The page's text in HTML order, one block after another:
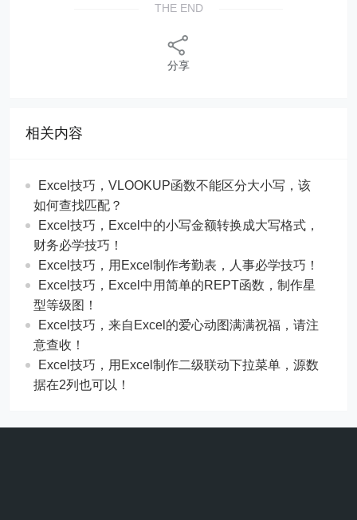
THE END
分享
相关内容
Excel技巧，​​VLOOKUP函数不能区分大小写，该
如何查找匹配？
​​Excel技巧，Excel中的小写金额转换成大写格式，
财务必学技巧！
​​Excel技巧，用Excel制作考勤表，人事必学技巧！
Excel技巧，​​Excel中用简单的REPT函数，制作星
型等级图！
Excel技巧，来自Excel的爱心动图满满祝福，请注
意查收！
Excel技巧，用Excel制作二级联动下拉菜单，源数
据在2列也可以！